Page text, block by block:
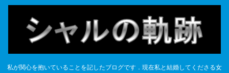
私が関心を抱いていることを記したブログです．現在私と結婚してくださる女